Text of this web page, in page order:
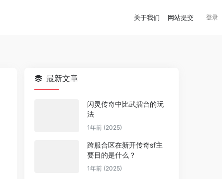
关于我们 网站提交 登录
最新文章
闪灵传奇中比武擂台的玩
法
1年前 (2025)
跨服合区在新开传奇sf主
要目的是什么？
1年前 (2025)